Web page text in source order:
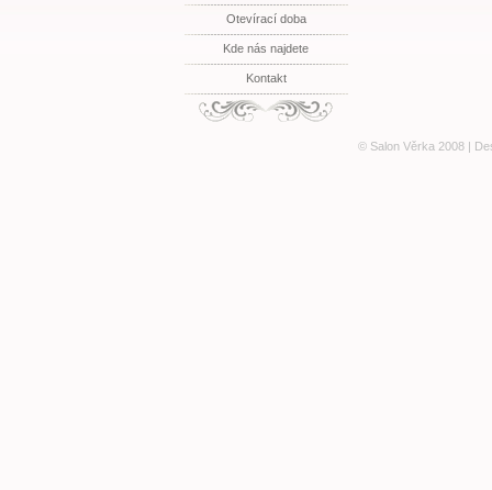
Otevírací doba
Kde nás najdete
Kontakt
© Salon Věrka 2008 |